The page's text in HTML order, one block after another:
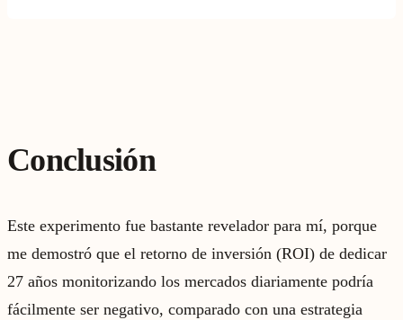
Conclusión
Este experimento fue bastante revelador para mí, porque
me demostró que el retorno de inversión (ROI) de dedicar
27 años monitorizando los mercados diariamente podría
fácilmente ser negativo, comparado con una estrategia